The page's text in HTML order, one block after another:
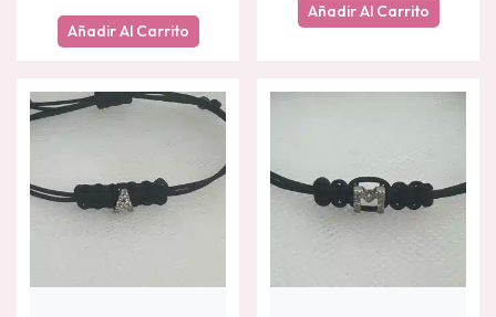
Añadir Al Carrito
Añadir Al Carrito